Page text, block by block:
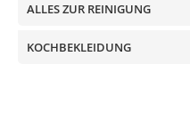
ALLES ZUR REINIGUNG
KOCHBEKLEIDUNG